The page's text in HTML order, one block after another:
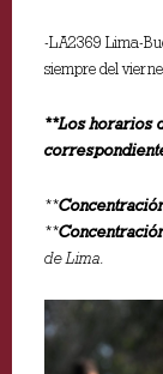
-LA2369 Lima-
siempre del
**Los horarios
**
**
de Lima.